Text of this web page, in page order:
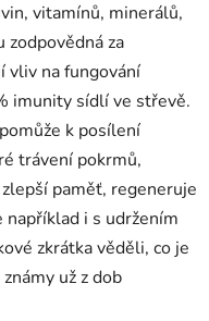
vitamínů, minerálů,
zodpovědná za
vliv na fungování
imunity sídlí ve střevě.
k posílení
trávení pokrmů,
paměť, regeneruje
i s udržením
zkrátka věděli, co je
už z dob